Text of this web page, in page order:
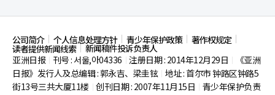
公司简介 个人信息处理方针 青少年保护政策 著作权规定
读者提供新闻线索
新闻稿件投诉负责人
亚洲日报
刊号 : 서울,아04336 注册日期 : 2014年12月29日
《亚洲
日报》发行人及总编辑 : 郭永吉、梁圭铉 地址 : 首尔市钟路区钟路5
街13号三共大厦11楼 创刊日期 : 2007年11月15日
青少年保护负责